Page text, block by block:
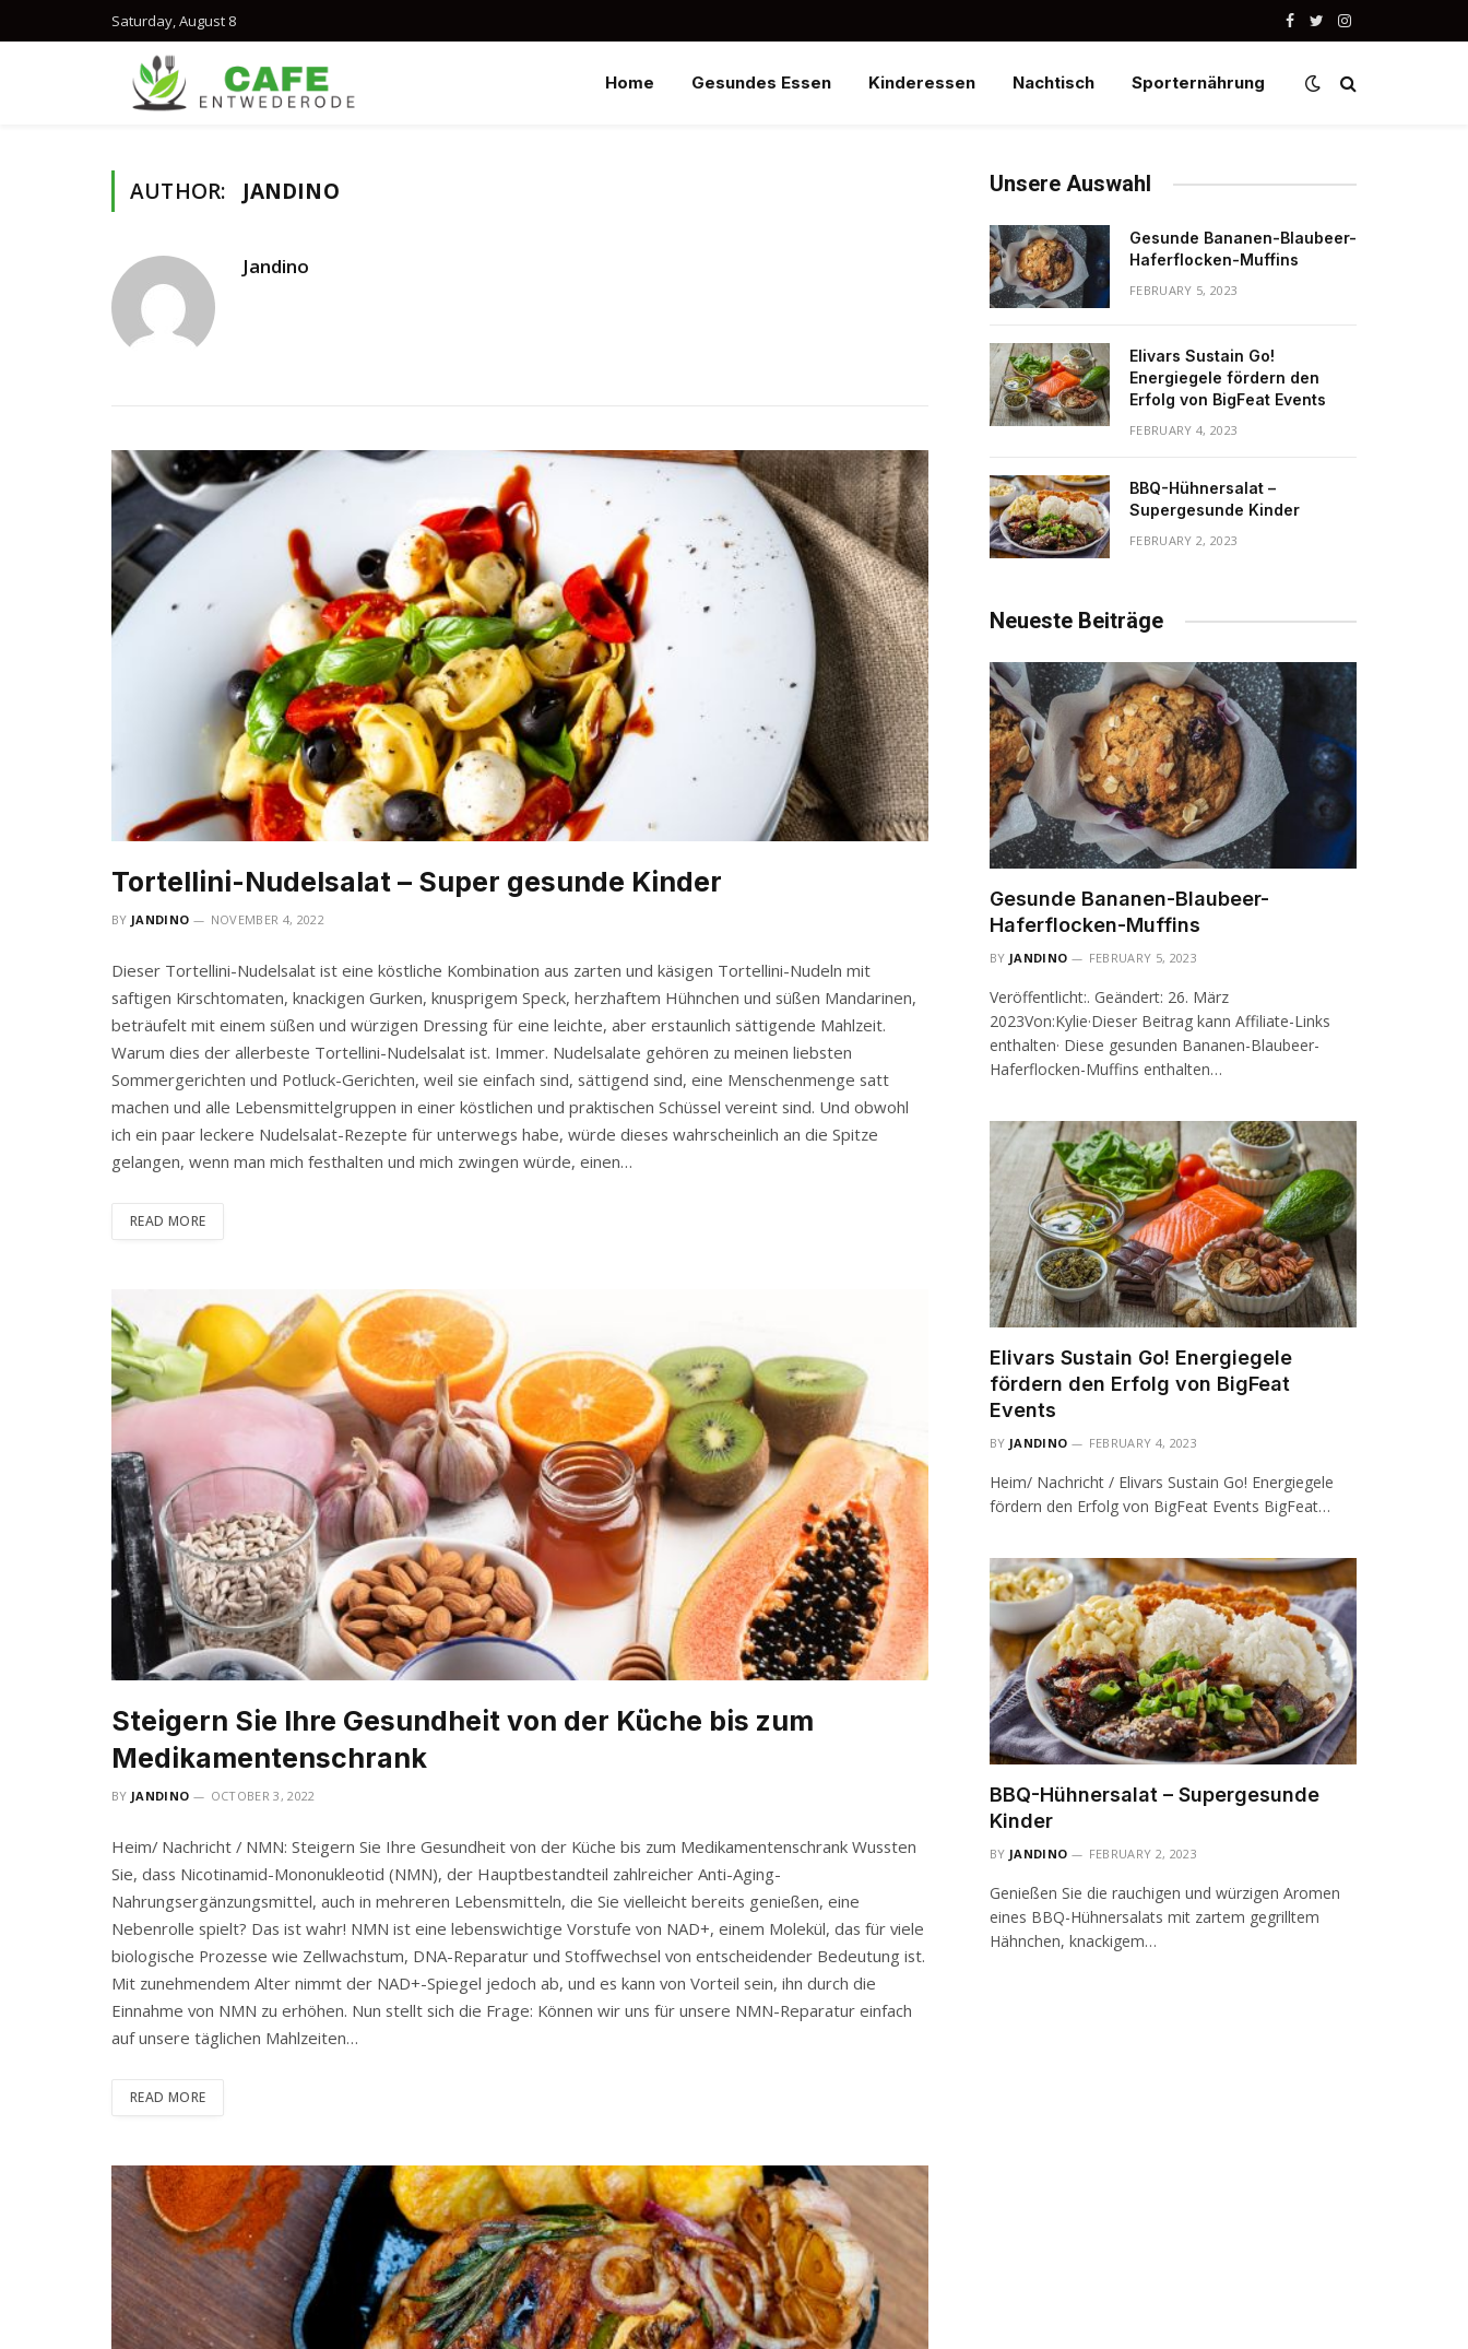
Saturday, August 8 Facebook
TwitterInstagram
Home Gesundes Essen Kinderessen Nachtisch Sporternährung
AUTHOR: JANDINO
Jandino
Tortellini-Nudelsalat – Super gesunde Kinder
BY JANDINO NOVEMBER 4, 2022
Dieser Tortellini-Nudelsalat ist eine köstliche Kombination aus zarten und käsigen Tortellini-Nudeln mit
saftigen Kirschtomaten, knackigen Gurken, knusprigem Speck, herzhaftem Hühnchen und süßen Mandarinen,
beträufelt mit einem süßen und würzigen Dressing für eine leichte, aber erstaunlich sättigende Mahlzeit.
Warum dies der allerbeste Tortellini-Nudelsalat ist. Immer. Nudelsalate gehören zu meinen liebsten
Sommergerichten und Potluck-Gerichten, weil sie einfach sind, sättigend sind, eine Menschenmenge satt
machen und alle Lebensmittelgruppen in einer köstlichen und praktischen Schüssel vereint sind. Und obwohl
ich ein paar leckere Nudelsalat-Rezepte für unterwegs habe, würde dieses wahrscheinlich an die Spitze
gelangen, wenn man mich festhalten und mich zwingen würde, einen…
READ MORE
Steigern Sie Ihre Gesundheit von der Küche bis zum
Medikamentenschrank
BY JANDINO OCTOBER 3, 2022
Heim/ Nachricht / NMN: Steigern Sie Ihre Gesundheit von der Küche bis zum Medikamentenschrank Wussten
Sie, dass Nicotinamid-Mononukleotid (NMN), der Hauptbestandteil zahlreicher Anti-Aging-
Nahrungsergänzungsmittel, auch in mehreren Lebensmitteln, die Sie vielleicht bereits genießen, eine
Nebenrolle spielt? Das ist wahr! NMN ist eine lebenswichtige Vorstufe von NAD+, einem Molekül, das für viele
biologische Prozesse wie Zellwachstum, DNA-Reparatur und Stoffwechsel von entscheidender Bedeutung ist.
Mit zunehmendem Alter nimmt der NAD+-Spiegel jedoch ab, und es kann von Vorteil sein, ihn durch die
Einnahme von NMN zu erhöhen. Nun stellt sich die Frage: Können wir uns für unsere NMN-Reparatur einfach
auf unsere täglichen Mahlzeiten…
READ MORE
Unsere Auswahl
Gesunde Bananen-Blaubeer-
Haferflocken-Muffins
FEBRUARY 5, 2023
Elivars Sustain Go!
Energiegele fördern den
Erfolg von BigFeat Events
FEBRUARY 4, 2023
BBQ-Hühnersalat –
Supergesunde Kinder
FEBRUARY 2, 2023
Neueste Beiträge
Gesunde Bananen-Blaubeer-
Haferflocken-Muffins
BY JANDINO FEBRUARY 5, 2023
Veröffentlicht:. Geändert: 26. März
2023Von:Kylie·Dieser Beitrag kann Affiliate-Links
enthalten· Diese gesunden Bananen-Blaubeer-
Haferflocken-Muffins enthalten…
Elivars Sustain Go! Energiegele
fördern den Erfolg von BigFeat
Events
BY JANDINO FEBRUARY 4, 2023
Heim/ Nachricht / Elivars Sustain Go! Energiegele
fördern den Erfolg von BigFeat Events BigFeat…
BBQ-Hühnersalat – Supergesunde
Kinder
BY JANDINO FEBRUARY 2, 2023
Genießen Sie die rauchigen und würzigen Aromen
eines BBQ-Hühnersalats mit zartem gegrilltem
Hähnchen, knackigem…